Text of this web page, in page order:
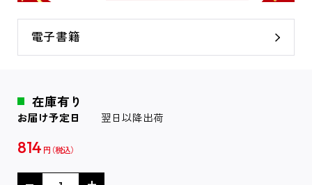
電子書籍
在庫有り
お届け予定日 翌日以降出荷
814 円